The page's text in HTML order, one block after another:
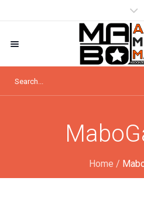
Home /